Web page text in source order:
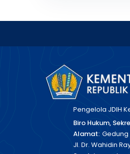
Pengelola JDIH
Biro Hukum,
Alamat: Gedung
Jl. Dr. Wahidin